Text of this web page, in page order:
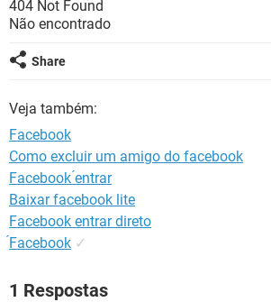
GUIA DE COMPRAS
404 Not Found
Não encontrado
Share
Veja também:
Facebook
Como excluir um amigo do facebook
Facebook ́entrar
Baixar facebook lite
Facebook entrar direto
́Facebook ✓
1 Respostas